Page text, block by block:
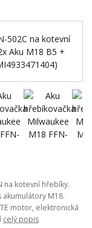
na kotevní hřebíky.
M18.
motor, elektronická
celý popis